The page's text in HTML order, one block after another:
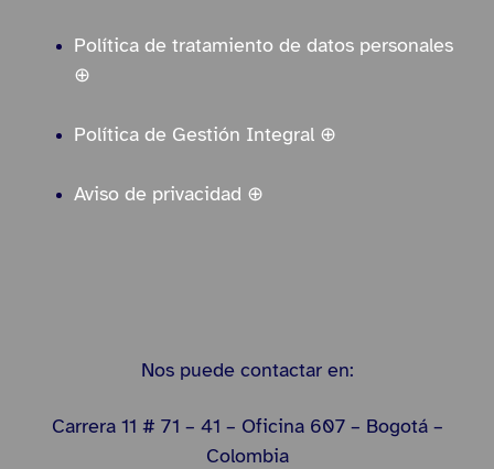
Política de tratamiento de datos personales
⊕
Política de Gestión Integral ⊕
Aviso de privacidad ⊕
Nos puede contactar en:
Carrera 11 # 71 – 41 – Oficina 607 – Bogotá –
Colombia